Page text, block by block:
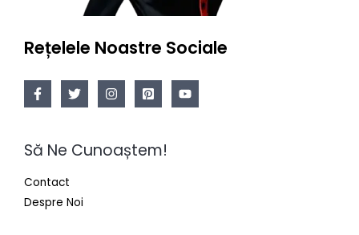
Rețelele Noastre Sociale
Să Ne Cunoaștem!
Contact
Despre Noi